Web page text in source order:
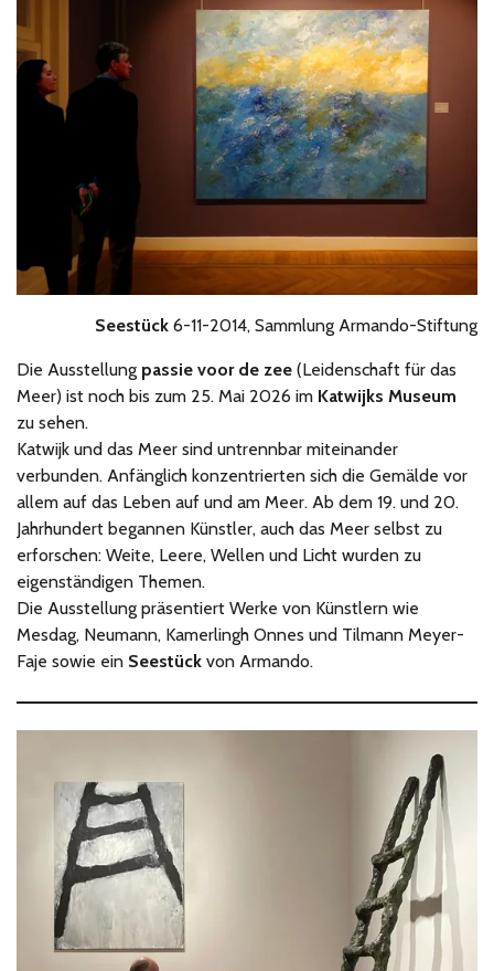
Seestück 6-11-2014, Sammlung Armando-Stiftung
Die Ausstellung passie voor de zee (Leidenschaft für das
Meer) ist noch bis zum 25. Mai 2026 im Katwijks Museum
zu sehen.
Katwijk und das Meer sind untrennbar miteinander
verbunden. Anfänglich konzentrierten sich die Gemälde vor
allem auf das Leben auf und am Meer. Ab dem 19. und 20.
Jahrhundert begannen Künstler, auch das Meer selbst zu
erforschen: Weite, Leere, Wellen und Licht wurden zu
eigenständigen Themen.
Die Ausstellung präsentiert Werke von Künstlern wie
Mesdag, Neumann, Kamerlingh Onnes und Tilmann Meyer-
Faje sowie ein Seestück von Armando.